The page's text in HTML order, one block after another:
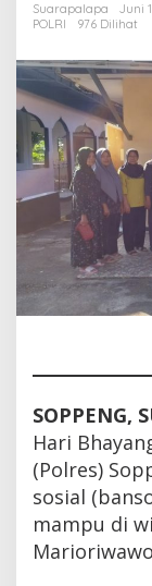
Suarapalapa
Juni
POLRI
976 Dilihat
SOPPENG,
Hari
(Polres)
sosial
mampu di